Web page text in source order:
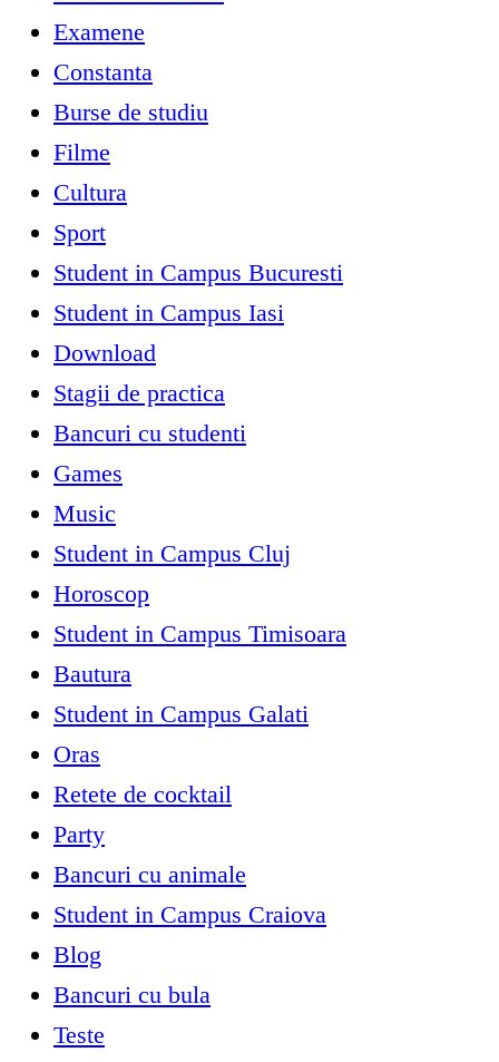
Examene
Constanta
Burse de studiu
Filme
Cultura
Sport
Student in Campus Bucuresti
Student in Campus Iasi
Download
Stagii de practica
Bancuri cu studenti
Games
Music
Student in Campus Cluj
Horoscop
Student in Campus Timisoara
Bautura
Student in Campus Galati
Oras
Retete de cocktail
Party
Bancuri cu animale
Student in Campus Craiova
Blog
Bancuri cu bula
Teste